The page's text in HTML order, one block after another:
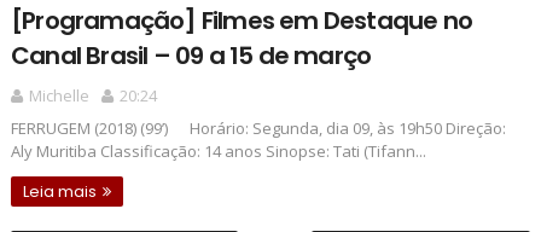
[Programação] Filmes em Destaque no
Canal Brasil – 09 a 15 de março
Michelle
20:24
FERRUGEM (2018) (99’) Horário: Segunda, dia 09, às 19h50 Direção:
Aly Muritiba Classificação: 14 anos Sinopse: Tati (Tifann...
Leia mais